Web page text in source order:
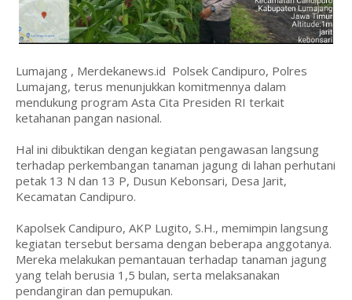
Lumajang , Merdekanews.id Polsek Candipuro, Polres
Lumajang, terus menunjukkan komitmennya dalam
mendukung program Asta Cita Presiden RI terkait
ketahanan pangan nasional.
Hal ini dibuktikan dengan kegiatan pengawasan langsung
terhadap perkembangan tanaman jagung di lahan perhutani
petak 13 N dan 13 P, Dusun Kebonsari, Desa Jarit,
Kecamatan Candipuro.
Kapolsek Candipuro, AKP Lugito, S.H., memimpin langsung
kegiatan tersebut bersama dengan beberapa anggotanya.
Mereka melakukan pemantauan terhadap tanaman jagung
yang telah berusia 1,5 bulan, serta melaksanakan
pendangiran dan pemupukan.